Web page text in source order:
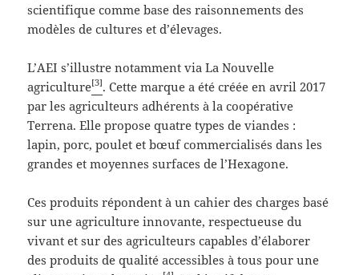
scientifique comme base des raisonnements des
modèles de cultures et d’élevages.
L’AEI s’illustre notamment via La Nouvelle
agriculture[3]. Cette marque a été créée en avril 2017
par les agriculteurs adhérents à la coopérative
Terrena. Elle propose quatre types de viandes :
lapin, porc, poulet et bœuf commercialisés dans les
grandes et moyennes surfaces de l’Hexagone.
Ces produits répondent à un cahier des charges basé
sur une agriculture innovante, respectueuse du
vivant et sur des agriculteurs capables d’élaborer
des produits de qualité accessibles à tous pour une